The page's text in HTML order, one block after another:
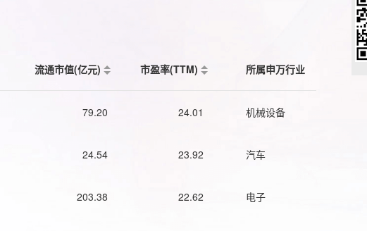
流通市值(亿元) 市盈率(TTM) 所属申万行业
79.20 24.01 机械设备
24.54 23.92 汽车
203.38 22.62 电子